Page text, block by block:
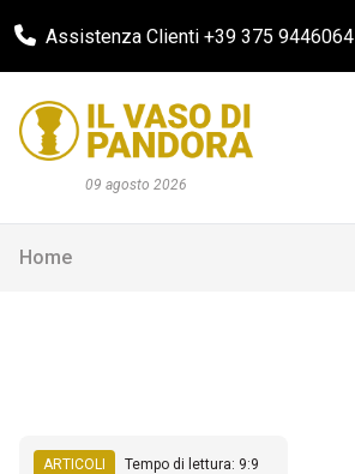
Assistenza Clienti +39 375 9446064
09 agosto 2026
Home
ARTICOLI Tempo di lettura: 9:9